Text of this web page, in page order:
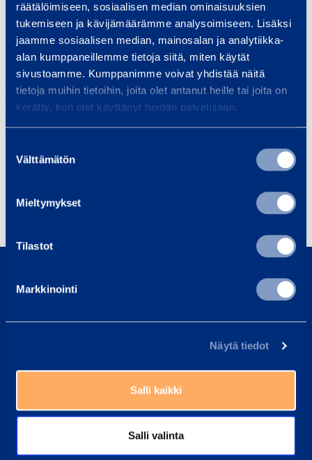
räätälöimiseen, sosiaalisen median ominaisuuksien
tukemiseen ja kävijämäärämme analysoimiseen. Lisäksi
jaamme sosiaalisen median, mainosalan ja analytiikka-
alan kumppaneillemme tietoja siitä, miten käytät
sivustoamme. Kumppanimme voivat yhdistää näitä
tietoja muihin tietoihin, joita olet antanut heille tai joita on
kerätty, kun olet käyttänyt heidän palvelujaan.
valinta
Välttämätön
Mieltymykset
Tilastot
Markkinointi
Näytä tiedot
Salli kaikki
Salli valinta
riku.heinonen@ramirent.fi
+358 50 357 6403
Products
Telecommunication tools
Our customer center staff can always help you
Frequently Asked Questions
Here we have gathered the answers to the most
common questions